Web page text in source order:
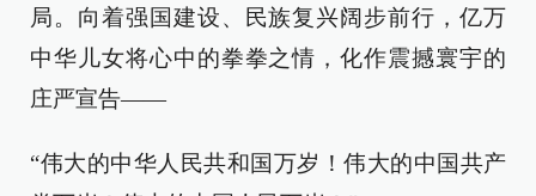
局。向着强国建设、民族复兴阔步前行，亿万
中华儿女将心中的拳拳之情，化作震撼寰宇的
庄严宣告——
“伟大的中华人民共和国万岁！伟大的中国共产